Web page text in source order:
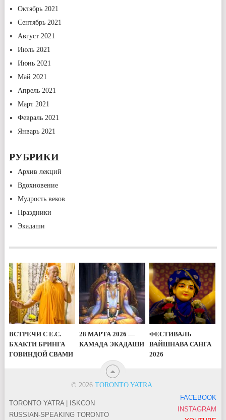
Октябрь 2021
Сентябрь 2021
Август 2021
Июль 2021
Июнь 2021
Май 2021
Апрель 2021
Март 2021
Февраль 2021
Январь 2021
РУБРИКИ
Архив лекций
Вдохновение
Мудрость веков
Праздники
Экадаши
ВСТРЕЧИ С Е.С.
БХАКТИ БРИНГА
ГОВИНДОЙ СВАМИ
28 МАРТА 2026 —
КАМАДА ЭКАДАШИ
ФЕСТИВАЛЬ
ВАЙШНАВА САНГА
2026
© 2026TORONTO YATRA
TORONTO YATRA | ISKCON
RUSSIAN-SPEAKING TORONTO
FACEBOOK
INSTAGRAM